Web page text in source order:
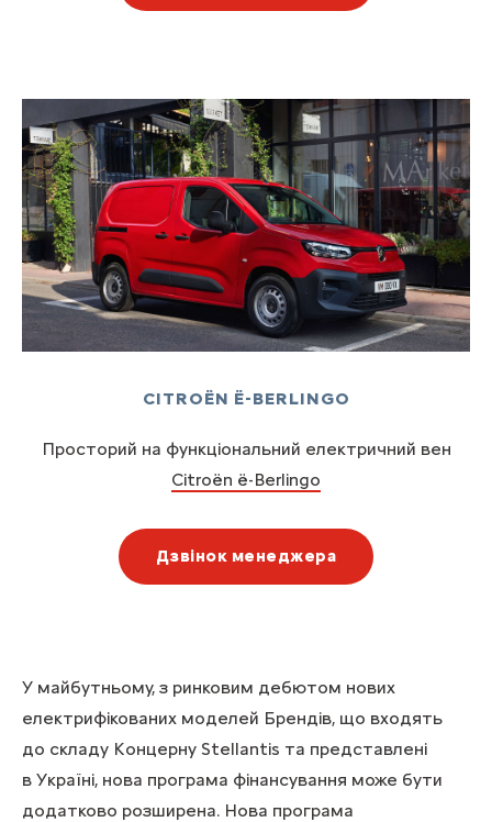
CITROËN Ë-BERLINGO
Просторий на функціональний електричний вен
Citroën ë-Berlingo
Дзвінок менеджера
У майбутньому, з ринковим дебютом нових
електрифікованих моделей Брендів, що входять
до складу Концерну Stellantis та представлені
в Україні, нова програма фінансування може бути
додатково розширена. Нова програма